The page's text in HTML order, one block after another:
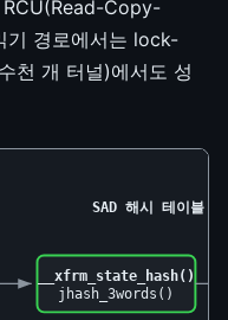
RCU(Read-Copy-
기 경로에서는 lock-
천 개 터널)에서도 성
SAD 해시 테이블
__xfrm_state_hash()
jhash_3words()